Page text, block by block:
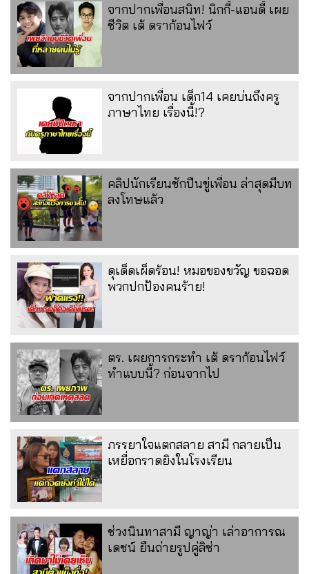
จากปากเพื่อนสนิท! นิกกี้-แอนดี้ เผย
ชีวิต เต้ ดราก้อนไฟว์
จากปากเพื่อน เด็ก14 เคยบ่นถึงครู
ภาษาไทย เรื่องนี้!?
คลิปนักเรียนชักปืนขู่เพื่อน ล่าสุดมีบท
ลงโทษแล้ว
ดุเด็ดเผ็ดร้อน! หมอของขวัญ ขอฉอด
พวกปกป้องคนร้าย!
ตร. เผยการกระทำ เต้ ดราก้อนไฟว์
ทำแบบนี้? ก่อนจากไป
ภรรยาใจแตกสลาย สามี กลายเป็น
เหยื่อกราดยิงในโรงเรียน
ช่วงนินทาสามี ญาญ่า เล่าอาการณ
เดชน์ ยืนถ่ายรูปคู่ลิซ่า